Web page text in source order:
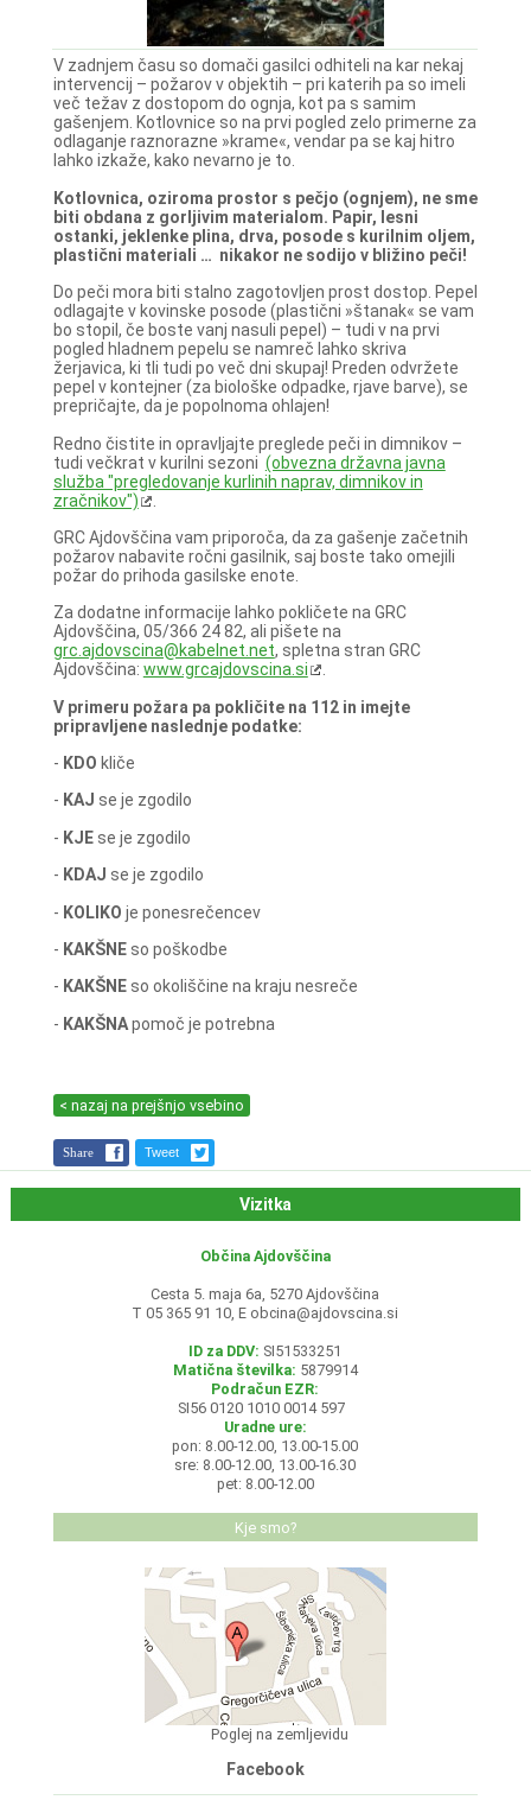
V zadnjem času so domači gasilci odhiteli na kar nekaj
intervencij – požarov v objektih – pri katerih pa so imeli
več težav z dostopom do ognja, kot pa s samim
gašenjem. Kotlovnice so na prvi pogled zelo primerne za
odlaganje raznorazne »krame«, vendar pa se kaj hitro
lahko izkaže, kako nevarno je to.
Kotlovnica, oziroma prostor s pečjo (ognjem), ne sme
biti obdana z gorljivim materialom. Papir, lesni
ostanki, jeklenke plina, drva, posode s kurilnim oljem,
plastični materiali … nikakor ne sodijo v bližino peči!
Do peči mora biti stalno zagotovljen prost dostop. Pepel
odlagajte v kovinske posode (plastični »štanak« se vam
bo stopil, če boste vanj nasuli pepel) – tudi v na prvi
pogled hladnem pepelu se namreč lahko skriva
žerjavica, ki tli tudi po več dni skupaj! Preden odvržete
pepel v kontejner (za biološke odpadke, rjave barve), se
prepričajte, da je popolnoma ohlajen!
Redno čistite in opravljajte preglede peči in dimnikov –
tudi večkrat v kurilni sezoni (obvezna državna javna
služba "pregledovanje kurlinih naprav, dimnikov in
zračnikov")
GRC Ajdovščina vam priporoča, da za gašenje začetnih
požarov nabavite ročni gasilnik, saj boste tako omejili
požar do prihoda gasilske enote.
Za dodatne informacije lahko pokličete na GRC
Ajdovščina, 05/366 24 82, ali pišete na
grc.ajdovscina@kabelnet.net, spletna stran GRC
Ajdovščina: www.grcajdovscina.si
.
V primeru požara pa pokličite na 112 in imejte
pripravljene naslednje podatke:
- KDO kliče
- KAJ se je zgodilo
- KJEse je zgodilo
- KDAJ se je zgodilo
- KOLIKO je ponesrečencev
- KAKŠNE so poškodbe
- KAKŠNEso okoliščine na kraju nesreče
- KAKŠNApomoč je potrebna
< nazaj na prejšnjo vsebino
Share Tweet
Vizitka
Občina Ajdovščina
Cesta 5. maja 6a, 5270 Ajdovščina
T 05 365 91 10, E obcina@ajdovscina.si
ID za DDV: SI51533251
Matična številka: 5879914
Podračun EZR:
SI56 0120 1010 0014 597
Uradne ure:
pon: 8.00-12.00, 13.00-15.00
sre: 8.00-12.00, 13.00-16.30
pet: 8.00-12.00
Kje smo?
Poglej na zemljevidu
Facebook